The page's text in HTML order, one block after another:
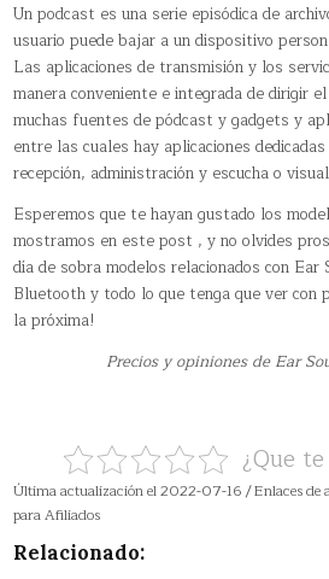
Un podcast​ es una serie episódica de
usuario puede bajar a un dispositivo
Las aplicaciones de transmisión y los
manera conveniente e integrada de dirigir
muchas fuentes de pódcast y gadgets y
entre las cuales hay aplicaciones
recepción, administración y escucha o
Esperemos que te hayan gustado los
mostramos en este post , y no olvides
día de sobra modelos relacionados con Ear
Bluetooth y todo lo que tenga que ver con
la próxima!
Precios y opiniones de Ear
¿Que
Última actualización el 2022-07-16 / Enlaces de
para Afiliados
Relacionado: